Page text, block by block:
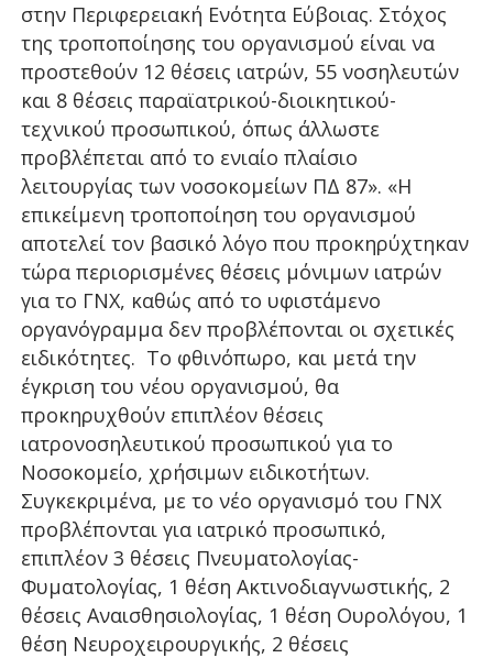
στην Περιφερειακή Ενότητα Εύβοιας. Στόχος
της τροποποίησης του οργανισμού είναι να
προστεθούν 12 θέσεις ιατρών, 55 νοσηλευτών
και 8 θέσεις παραϊατρικού-διοικητικού-
τεχνικού προσωπικού, όπως άλλωστε
προβλέπεται από το ενιαίο πλαίσιο
λειτουργίας των νοσοκομείων ΠΔ 87». «Η
επικείμενη τροποποίηση του οργανισμού
αποτελεί τον βασικό λόγο που προκηρύχτηκαν
τώρα περιορισμένες θέσεις μόνιμων ιατρών
για το ΓΝΧ, καθώς από το υφιστάμενο
οργανόγραμμα δεν προβλέπονται οι σχετικές
ειδικότητες. Το φθινόπωρο, και μετά την
έγκριση του νέου οργανισμού, θα
προκηρυχθούν επιπλέον θέσεις
ιατρονοσηλευτικού προσωπικού για το
Νοσοκομείο, χρήσιμων ειδικοτήτων.
Συγκεκριμένα, με το νέο οργανισμό του ΓΝΧ
προβλέπονται για ιατρικό προσωπικό,
επιπλέον 3 θέσεις Πνευματολογίας-
Φυματολογίας, 1 θέση Ακτινοδιαγνωστικής, 2
θέσεις Αναισθησιολογίας, 1 θέση Ουρολόγου, 1
θέση Νευροχειρουργικής, 2 θέσεις